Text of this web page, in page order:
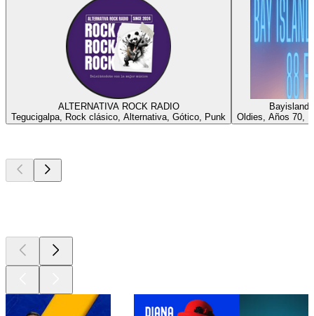
ALTERNATIVA ROCK RADIO
Tegucigalpa, Rock clásico, Alternativa, Gótico, Punk
Oldies, Años 70,